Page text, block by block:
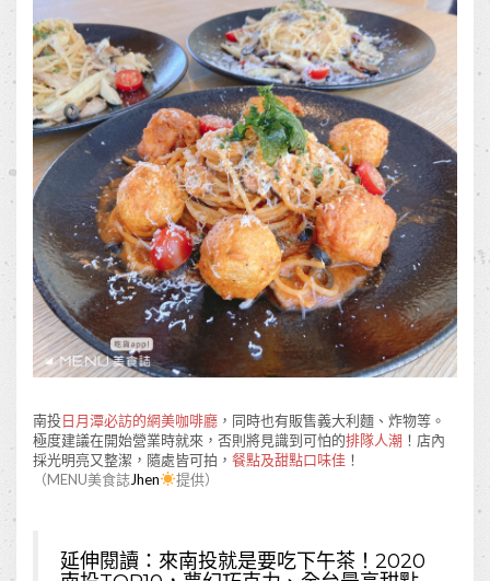
南投日月潭必訪的網美咖啡廳 ，同時也有販售義大利麵、炸物等。
極度建議在開始營業時就來，否則將見識到可怕的排隊人潮 ！店內
採光明亮又整潔，隨處皆可拍， 餐點及甜點口味佳 ！
（MENU美食誌Jhen 提供）
延伸閱讀： 來南投就是要吃下午茶！2020